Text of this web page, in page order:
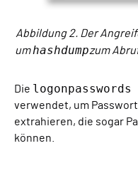
Abbildung 2. Der
umhashdumpzum
Die logonpasswords
verwendet, um
extrahieren, die sogar
können.